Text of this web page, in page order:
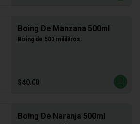
Boing De Manzana 500ml
Boing de 500 mililitros.
$40.00
Boing De Naranja 500ml